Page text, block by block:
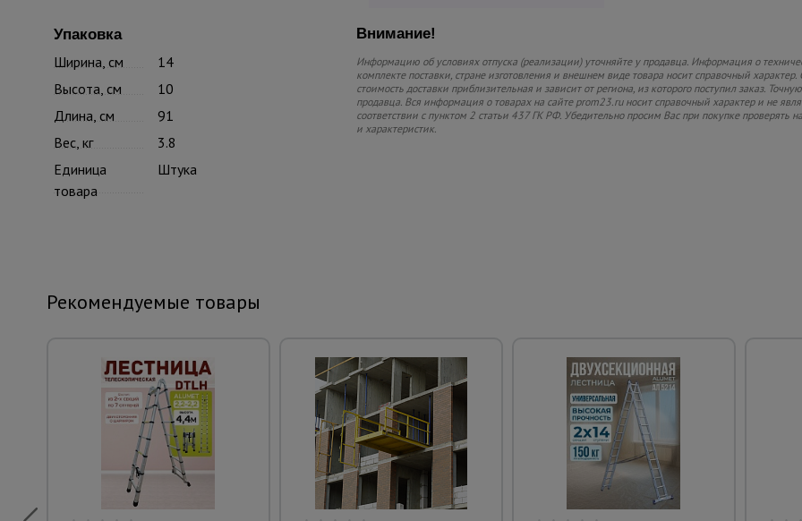
Упаковка
Ширина, см
14
Высота, см
10
Длина, см
91
Вес, кг
3.8
Единица
товара
Штука
Внимание!
Информацию об условиях отпуска (реализации) уточняйте у продавца. Информация о
комплекте поставки, стране изготовления и внешнем виде товара носит справочный характер.
стоимость доставки приблизительная и зависит от региона, из которого поступил заказ.
продавца. Вся информация о товарах на сайте prom23.ru носит справочный характер и не
соответствии с пунктом 2 статьи 437 ГК РФ. Убедительно просим Вас при покупке
и характеристик.
Рекомендуемые товары